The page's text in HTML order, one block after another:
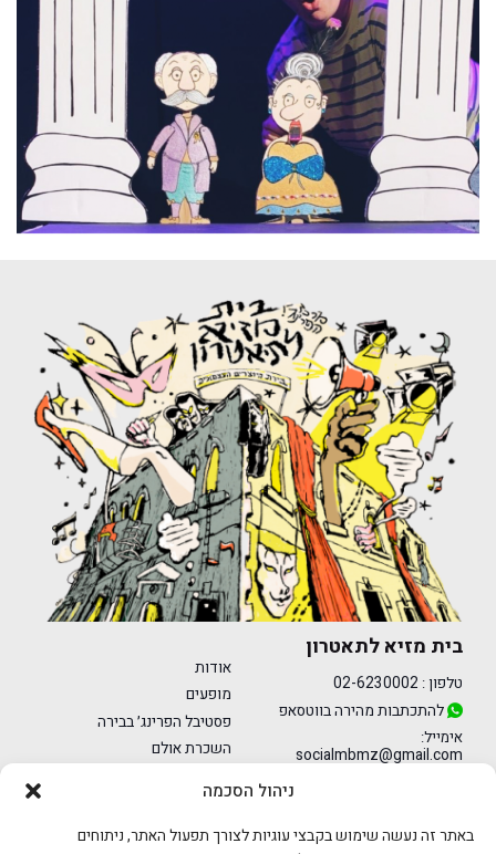
ניהול הסכמה
באתר זה נעשה שימוש בקבצי עוגיות לצורך תפעול האתר, ניתוחים
בית מזיא לתאטרון
טלפון : 02-6230002
להתכתבות מהירה בווטסאפ
אימייל:
socialmbmz@gmail.com
אודות
מופעים
פסטיבל הפרינג׳ בבירה
השכרת אולם
מחול
הצהרת נגישות